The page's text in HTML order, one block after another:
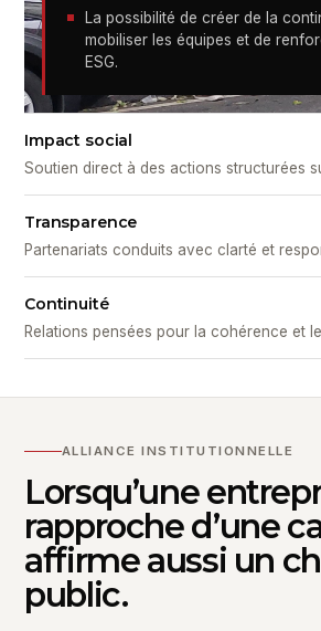
La possibilité de créer de la
mobiliser les équipes et de
ESG.
Impact social
Soutien direct à des actions structurées
Transparence
Partenariats conduits avec clarté et
Continuité
Relations pensées pour la cohérence et
ALLIANCE INSTITUTIONNELLE
Lorsqu’une
rapproche d’une
affirme aussi un
public.